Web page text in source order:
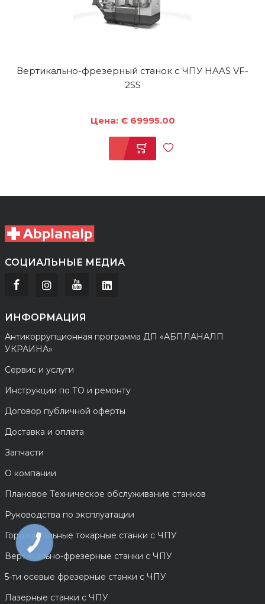
Вертикально-фрезерный станок с ЧПУ HAAS VF-
2SS
Цена: € 69995.00
СОЦИАЛЬНЫЕ МЕДИА
ИНФОРМАЦИЯ
Антикоррупционная программа ДП «АБПЛАНАЛП
УКРАИНА»
Сервис и услуги
Инструкции по ТО и ремонту
Договор публичной оферты
Доставка и оплата
Запчасти
О компании
Плановое Техническое обслуживание станков
Руководства по эксплуатации
Горизонтальные токарные станки с ЧПУ
Вертикально-фрезерные станки с ЧПУ
5-ти осевые фрезерные станки с ЧПУ
Лазерные станки с ЧПУ